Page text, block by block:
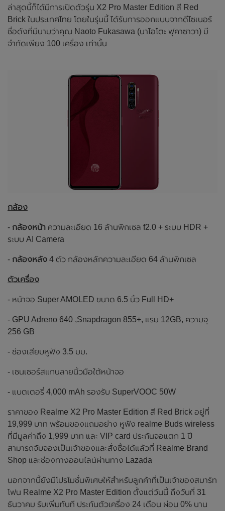
ล่าสุดนี้ก็ได้มีการเปิดตัวรุ่น X2 Pro Master Edition สี Red
Brick ในประเทศไทย โดยในรุ่นนี้ ได้รับการออกแบบจากดีไซเนอร์
ชื่อดังที่มีนามว่าคุณ Naoto Fukasawa (นาโอโตะ ฟุคาซาวา) มี
จำกัดเพียง 100 เครื่อง เท่านั้น
กล้อง
- กล้องหน้า ความละเอียด 16 ล้านพิกเซล f2.0 + ระบบ HDR +
ระบบ AI Camera
- กล้องหลัง 4 ตัว กล้องหลักความละเอียด 64 ล้านพิกเซล
ตัวเครื่อง
- หน้าจอ Super AMOLED ขนาด 6.5 นิ้ว Full HD+
- GPU Adreno 640 ,Snapdragon 855+, แรม 12GB, ความจุ
256 GB
- ช่องเสียบหูฟัง 3.5 มม.
- เซนเซอร์สแกนลายนิ้วมือใต้หน้าจอ
- แบตเตอรี่ 4,000 mAh รองรับ SuperVOOC 50W
ราคาของ Realme X2 Pro Master Edition สี Red Brick อยู่ที่
19,999 บาท พร้อมของแถมอย่าง หูฟัง realme Buds wireless
ที่มีมูลค่าถึง 1,999 บาท และ VIP card ประกันจอแตก 1 ปี
สามารถจับจองเป็นเจ้าของและสั่งซื้อได้แล้วที่ Realme Brand
Shop และช่องทางออนไลน์ผ่านทาง Lazada
นอกจากนี้ยังมีโปรโมชั่นพิเศษให้สำหรับลูกค้าที่เป็นเจ้าของสมาร์ท
โฟน Realme X2 Pro Master Edition ตั้งแต่วันนี้ ถึงวันที่ 31
ธันวาคม รับเพิ่มทันที ประกันตัวเครื่อง 24 เดือน ผ่อน 0% นาน